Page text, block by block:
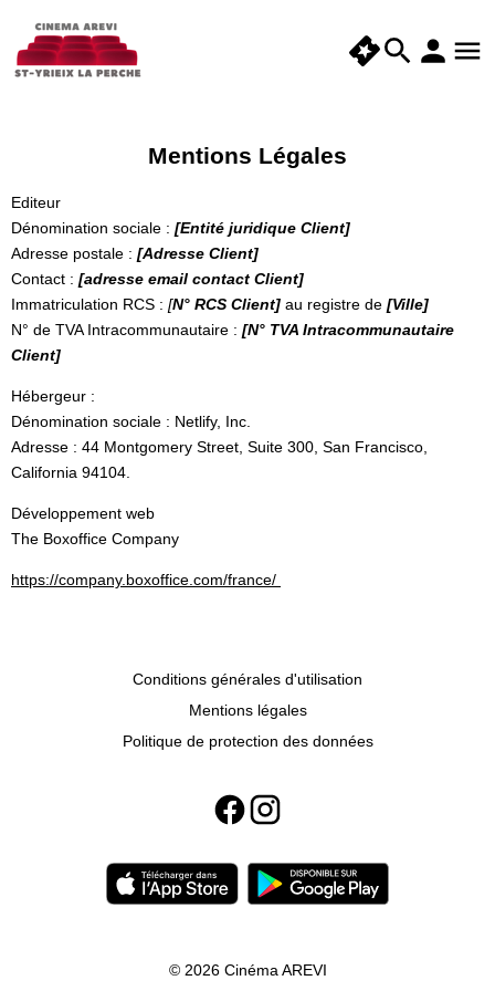
Mentions Légales
Editeur
Dénomination sociale : [Entité juridique Client]
Adresse postale : [Adresse Client]
Contact : [adresse email contact Client]
Immatriculation RCS : [N° RCS Client] au registre de [Ville]
N° de TVA Intracommunautaire : [N° TVA Intracommunautaire
Client]
Hébergeur :
Dénomination sociale : Netlify, Inc.
Adresse : 44 Montgomery Street, Suite 300, San Francisco,
California 94104.
Développement web
The Boxoffice Company
https://company.boxoffice.com/france/
Conditions générales d'utilisation
Mentions légales
Politique de protection des données
© 2026 Cinéma AREVI